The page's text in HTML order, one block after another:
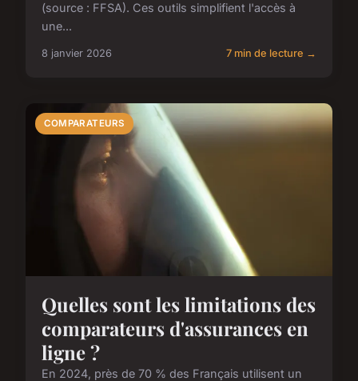
(source : FFSA). Ces outils simplifient l'accès à
une...
8 janvier 2026 7 min de lecture →
COMPARATEURS
Quelles sont les limitations des
comparateurs d'assurances en
ligne ?
En 2024, près de 70 % des Français utilisent un